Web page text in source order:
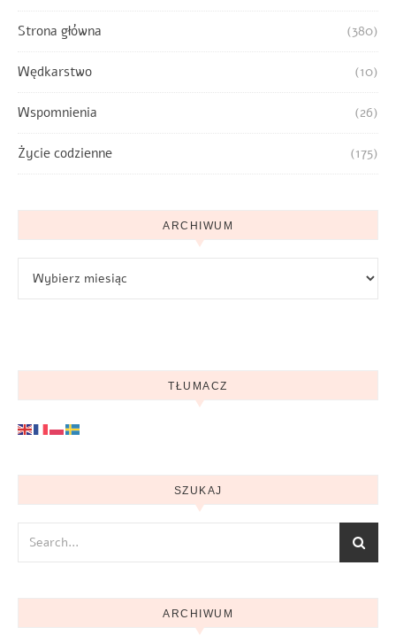
Strona główna (380)
Wędkarstwo (10)
Wspomnienia (26)
Życie codzienne (175)
ARCHIWUM
TŁUMACZ
SZUKAJ
ARCHIWUM